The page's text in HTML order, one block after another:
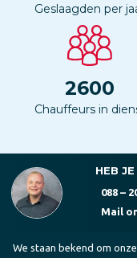
Geslaagden per
2600
Chauffeurs in
HEB
088 –
Mail
We staan bekend om